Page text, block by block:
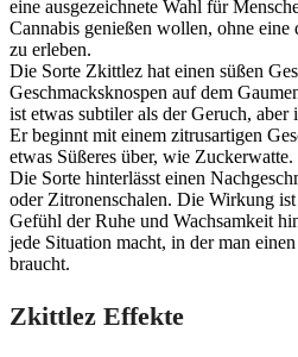
eine ausgezeichnete Wahl für
Cannabis genießen wollen, ohne
zu erleben.
Die Sorte Zkittlez hat einen süßen
Geschmacksknospen auf dem
ist etwas subtiler als der Geruch, aber
Er beginnt mit einem zitrusartigen
etwas Süßeres über, wie Zuckerwatte.
Die Sorte hinterlässt einen
oder Zitronenschalen. Die Wirkung
Gefühl der Ruhe und Wachsamkeit
jede Situation macht, in der man
braucht.
Zkittlez Effekte